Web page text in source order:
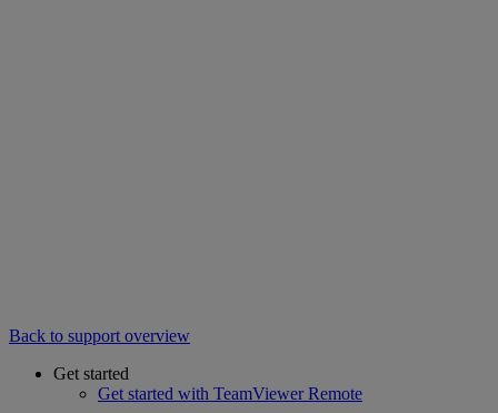
Back to support overview
Get started
Get started with TeamViewer Remote